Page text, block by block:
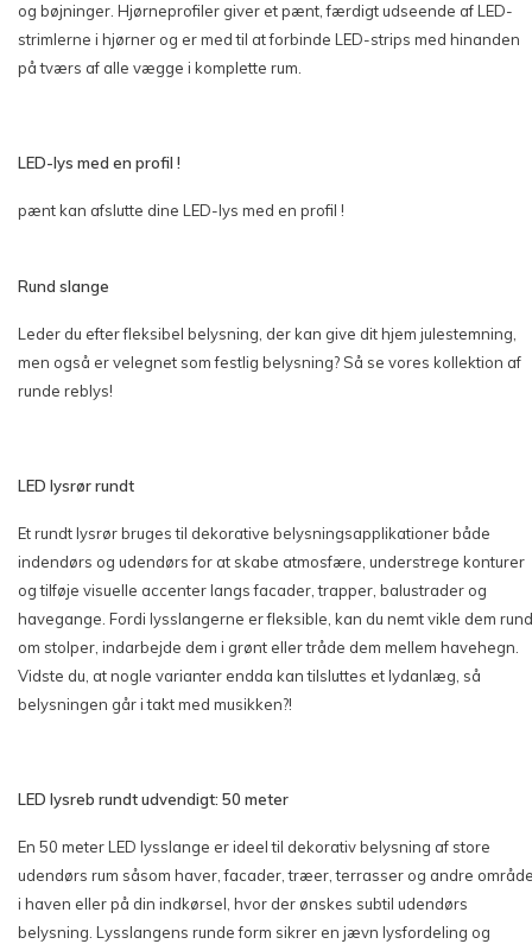
og bøjninger. Hjørneprofiler giver et pænt, færdigt udseende af LED-
strimlerne i hjørner og er med til at forbinde LED-strips med hinanden
på tværs af alle vægge i komplette rum.
LED-lys med en profil !
pænt kan afslutte dine LED-lys med en profil !
Rund slange
Leder du efter fleksibel belysning, der kan give dit hjem julestemning,
men også er velegnet som festlig belysning? Så se vores kollektion af
runde reblys!
LED lysrør rundt
Et rundt lysrør bruges til dekorative belysningsapplikationer både
indendørs og udendørs for at skabe atmosfære, understrege konturer
og tilføje visuelle accenter langs facader, trapper, balustrader og
havegange. Fordi lysslangerne er fleksible, kan du nemt vikle dem
om stolper, indarbejde dem i grønt eller tråde dem mellem havehegn.
Vidste du, at nogle varianter endda kan tilsluttes et lydanlæg, så
belysningen går i takt med musikken?!
LED lysreb rundt udvendigt: 50 meter
En 50 meter LED lysslange er ideel til dekorativ belysning af store
udendørs rum såsom haver, facader, træer, terrasser og andre
i haven eller på din indkørsel, hvor der ønskes subtil udendørs
belysning. Lysslangens runde form sikrer en jævn lysfordeling og